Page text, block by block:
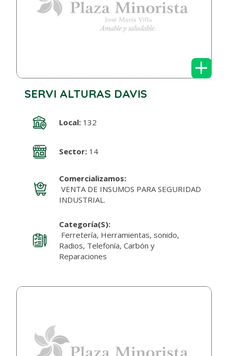
+
SERVI ALTURAS DAVIS
Local:132
Sector:14
Comercializamos:
VENTA DE INSUMOS PARA SEGURIDAD
INDUSTRIAL.
Categoría(s):
Ferretería, Herramientas, sonido,
Radios, Telefonía, Carbón y
Reparaciones